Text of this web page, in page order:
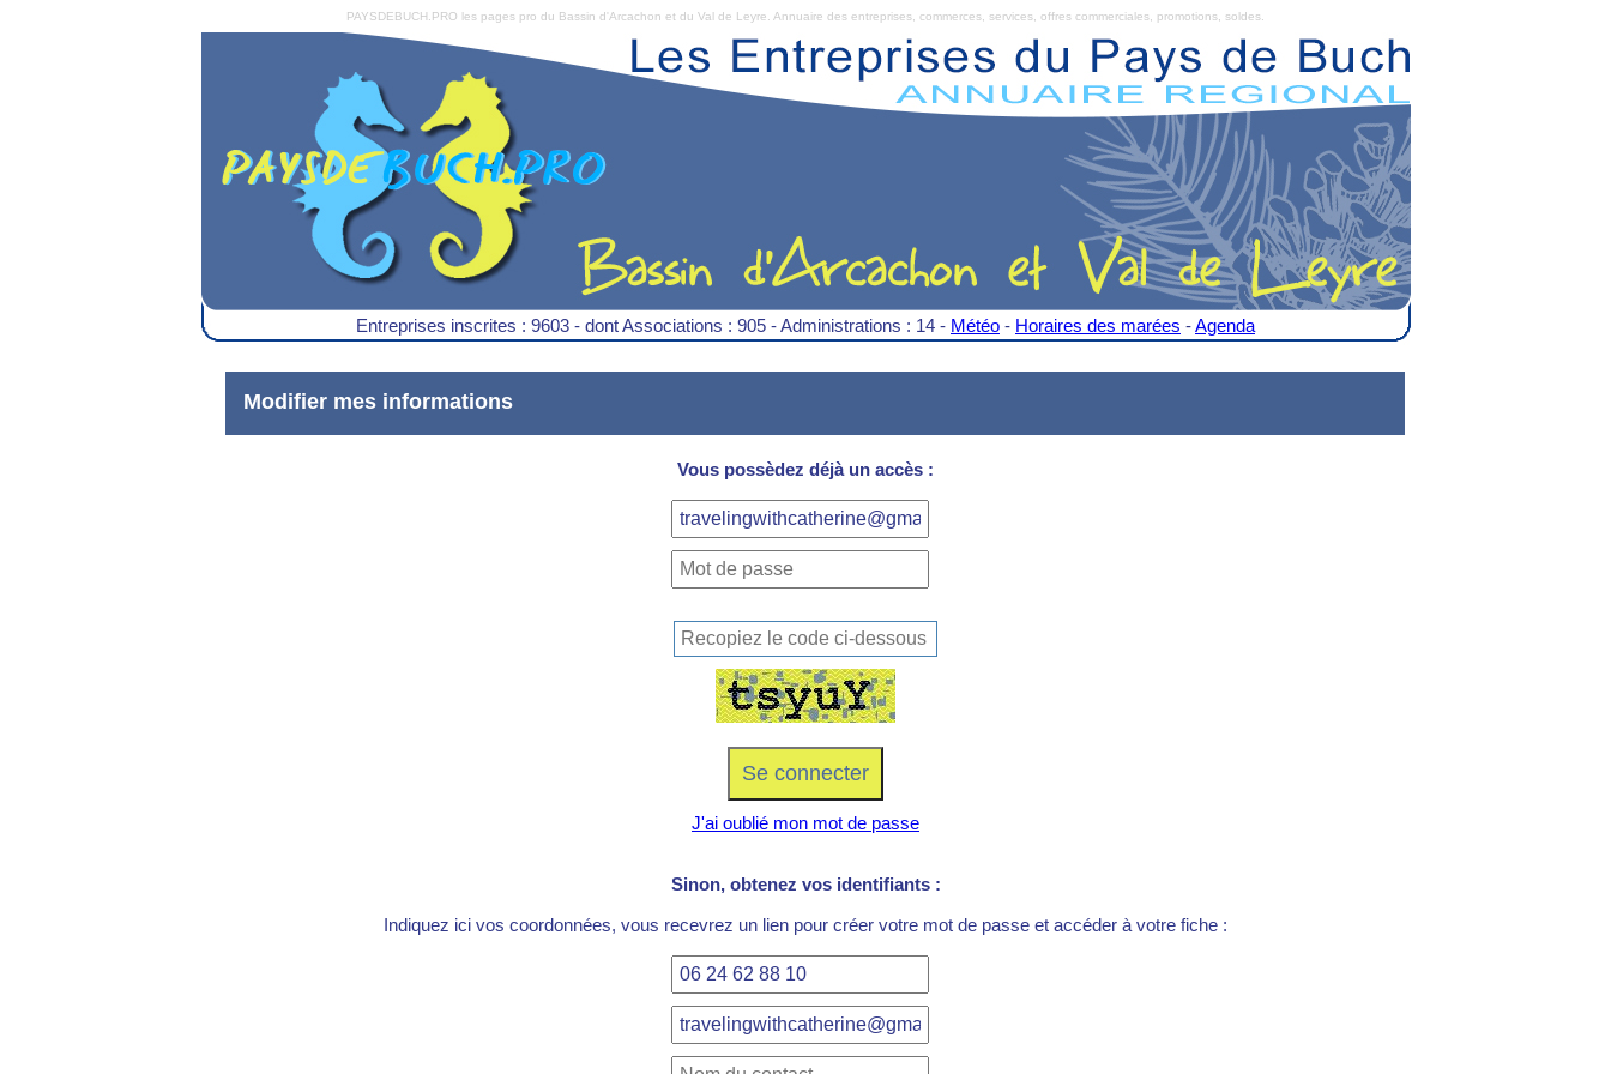
PAYSDEBUCH.PRO les pages pro du Bassin d'Arcachon et du Val de Leyre. Annuaire des entreprises, commerces, services, offres commerciales, promotions, soldes.
Entreprises inscrites : 9603 - dont Associations : 905 - Administrations : 14 - Météo - Horaires des marées -Agenda
Modifier mes informations
Vous possèdez déjà un accès :
J'ai oublié mon mot de passe
Sinon, obtenez vos identifiants :
Indiquez ici vos coordonnées, vous recevrez un lien pour créer votre mot de passe et accéder à votre fiche :